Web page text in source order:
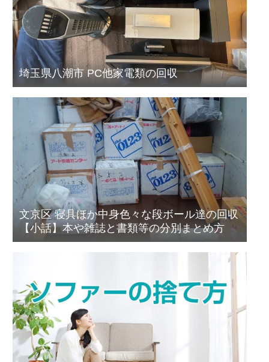
埼玉県八潮市 PC他家電類の回収
文京区 寝具ほか中身色々な段ボール達の回収
【小話】本や雑誌と書類等の分別まとめ方